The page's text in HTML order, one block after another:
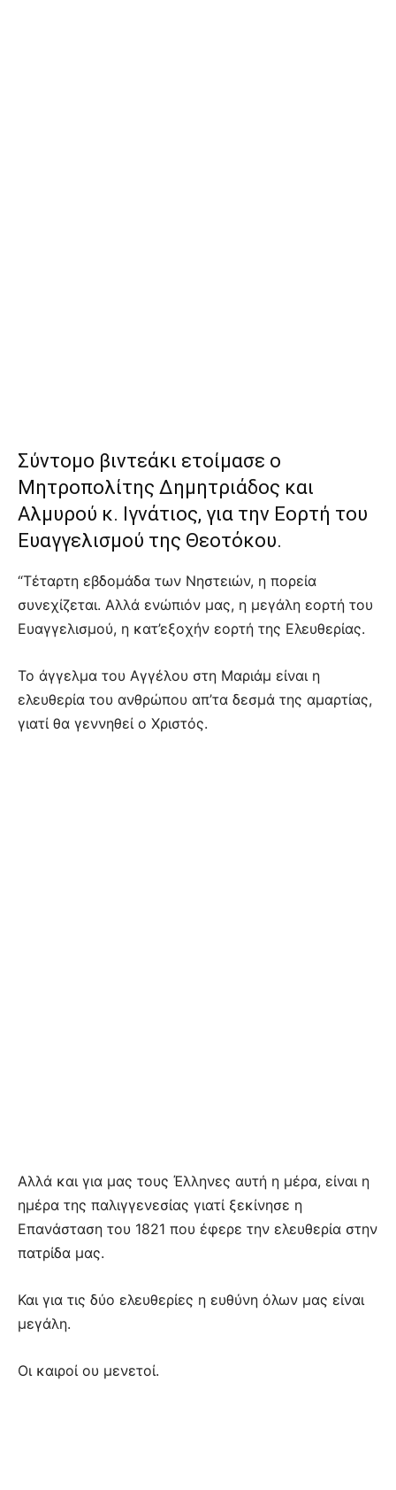
Σύντομο βιντεάκι ετοίμασε ο
Μητροπολίτης Δημητριάδος και
Αλμυρού κ. Ιγνάτιος, για την Εορτή του
Ευαγγελισμού της Θεοτόκου.
“Τέταρτη εβδομάδα των Νηστειών, η πορεία
συνεχίζεται. Αλλά ενώπιόν μας, η μεγάλη εορτή του
Ευαγγελισμού, η κατ’εξοχήν εορτή της Ελευθερίας.
Το άγγελμα του Αγγέλου στη Μαριάμ είναι η
ελευθερία του ανθρώπου απ’τα δεσμά της αμαρτίας,
γιατί θα γεννηθεί ο Χριστός.
Αλλά και για μας τους Έλληνες αυτή η μέρα, είναι η
ημέρα της παλιγγενεσίας γιατί ξεκίνησε η
Επανάσταση του 1821 που έφερε την ελευθερία στην
πατρίδα μας.
Και για τις δύο ελευθερίες η ευθύνη όλων μας είναι
μεγάλη.
Οι καιροί ου μενετοί.